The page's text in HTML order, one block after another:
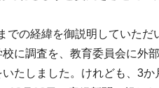
の経緯を御説明していただ
に調査を、教育委員会に外
たしました。けれども、3か